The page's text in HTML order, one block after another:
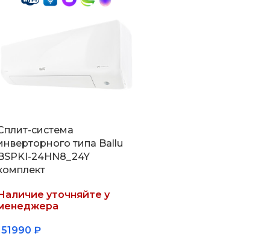
система
типа Ballu
24HN8_24Y
уточняйте у
₽